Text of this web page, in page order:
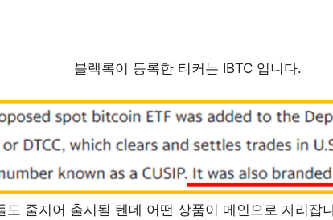
블랙록이 등록한 티커는 IBTC 입니다.
도 줄지어 출시될 텐데 어떤 상품이 메인으로 자리잡